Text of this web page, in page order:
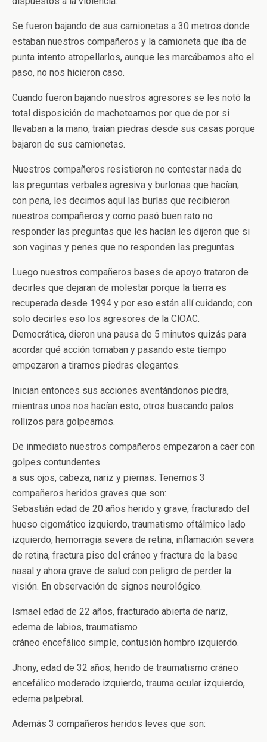
Se fueron bajando de sus camionetas a 30 metros donde
estaban nuestros compañeros y la camioneta que iba de
punta intento atropellarlos, aunque les marcábamos alto el
paso, no nos hicieron caso.
Cuando fueron bajando nuestros agresores se les notó la
total disposición de machetearnos por que de por si
llevaban a la mano, traían piedras desde sus casas porque
bajaron de sus camionetas.
Nuestros compañeros resistieron no contestar nada de
las preguntas verbales agresiva y burlonas que hacían;
con pena, les decimos aquí las burlas que recibieron
nuestros compañeros y como pasó buen rato no
responder las preguntas que les hacían les dijeron que si
son vaginas y penes que no responden las preguntas.
Luego nuestros compañeros bases de apoyo trataron de
decirles que dejaran de molestar porque la tierra es
recuperada desde 1994 y por eso están allí cuidando; con
solo decirles eso los agresores de la ClOAC.
Democrática, dieron una pausa de 5 minutos quizás para
acordar qué acción tomaban y pasando este tiempo
empezaron a tirarnos piedras elegantes.
Inician entonces sus acciones aventándonos piedra,
mientras unos nos hacían esto, otros buscando palos
rollizos para golpearnos.
De inmediato nuestros compañeros empezaron a caer con
golpes contundentes
a sus ojos, cabeza, nariz y piernas. Tenemos 3
compañeros heridos graves que son:
Sebastián edad de 20 años herido y grave, fracturado del
hueso cigomático izquierdo, traumatismo oftálmico lado
izquierdo, hemorragia severa de retina, inflamación severa
de retina, fractura piso del cráneo y fractura de la base
nasal y ahora grave de salud con peligro de perder la
visión. En observación de signos neurológico.
Ismael edad de 22 años, fracturado abierta de nariz,
edema de labios, traumatismo
cráneo encefálico simple, contusión hombro izquierdo.
Jhony, edad de 32 años, herido de traumatismo cráneo
encefálico moderado izquierdo, trauma ocular izquierdo,
edema palpebral.
Además 3 compañeros heridos leves que son: